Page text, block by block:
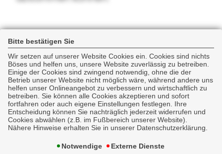
Bitte bestätigen Sie
Wir setzen auf unserer Website Cookies ein. Cookies sind nichts
Böses und helfen uns, unsere Website zuverlässig zu betreiben.
Einige der Cookies sind zwingend notwendig, ohne die der
Betrieb unserer Website nicht möglich wäre, während andere uns
helfen unser Onlineangebot zu verbessern und wirtschaftlich zu
betreiben. Sie können alle Cookies akzeptieren und sofort
fortfahren oder auch eigene Einstellungen festlegen. Ihre
Entscheidung können Sie nachträglich jederzeit widerrufen und
Cookies abwählen (z.B. im Fußbereich unserer Website).
Nähere Hinweise erhalten Sie in unserer Datenschutzerklärung.
Notwendige Externe Dienste
Newsticker